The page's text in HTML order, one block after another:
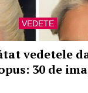
VEDETE
vedetele
30 de